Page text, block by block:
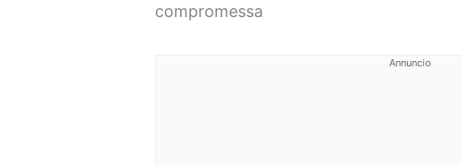
compromessa
Annuncio